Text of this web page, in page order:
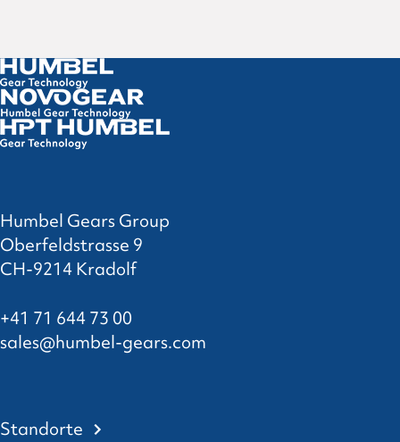
Humbel Gears Group
Oberfeldstrasse 9
CH-9214 Kradolf
+41 71 644 73 00
sales@humbel-gears.com
Standorte